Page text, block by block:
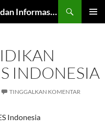
Media Online Berita Terkini dan Informasi Harian
INDONESIA
TINGGALKAN KOMENTAR
Indonesia